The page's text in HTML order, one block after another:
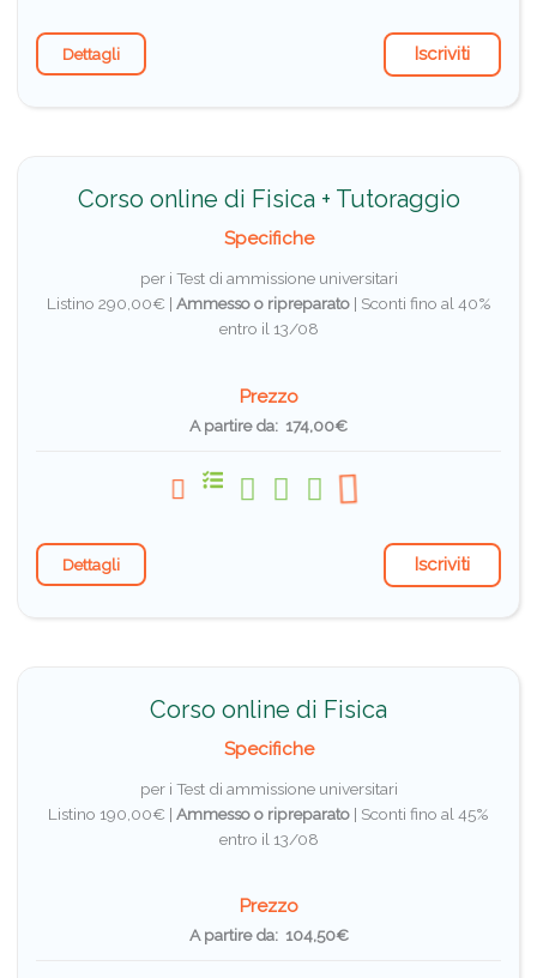
Dettagli Iscriviti
Corso online di Fisica + Tutoraggio
Specifiche
per i Test di ammissione universitari
Listino 290,00€ | Ammesso o ripreparato| Sconti fino al 40%
entro il 13/08
Prezzo
A partire da: 174,00€
Dettagli Iscriviti
Corso online di Fisica
Specifiche
per i Test di ammissione universitari
Listino 190,00€ | Ammesso o ripreparato | Sconti fino al 45%
entro il 13/08
Prezzo
A partire da: 104,50€